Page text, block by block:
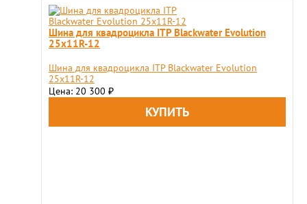
Шина для квадроцикла ITP Blackwater Evolution
25x11R-12
Шина для квадроцикла ITP Blackwater Evolution
25x11R-12
Цена: 20 300 ₽